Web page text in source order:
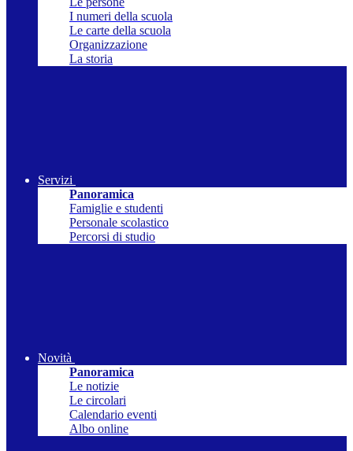
I numeri della scuola
Le carte della scuola
Organizzazione
La storia
Servizi
Panoramica
Famiglie e studenti
Personale scolastico
Percorsi di studio
Novità
Panoramica
Le notizie
Le circolari
Calendario eventi
Albo online